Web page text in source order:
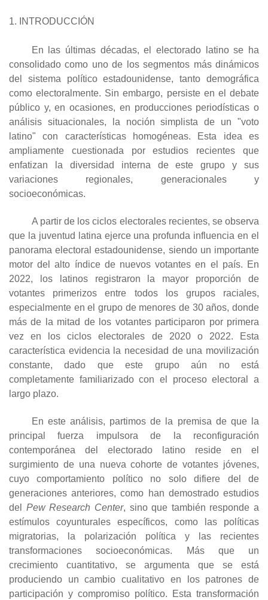
1. INTRODUCCIÓN
En las últimas décadas, el electorado latino se ha
consolidado como uno de los segmentos más dinámicos
del sistema político estadounidense, tanto demográfica
como electoralmente. Sin embargo, persiste en el debate
público y, en ocasiones, en producciones periodísticas o
análisis situacionales, la noción simplista de un "voto
latino" con características homogéneas. Esta idea es
ampliamente cuestionada por estudios recientes que
enfatizan la diversidad interna de este grupo y sus
variaciones regionales, generacionales y
socioeconómicas.
A partir de los ciclos electorales recientes, se observa
que la juventud latina ejerce una profunda influencia en el
panorama electoral estadounidense, siendo un importante
motor del alto índice de nuevos votantes en el país. En
2022, los latinos registraron la mayor proporción de
votantes primerizos entre todos los grupos raciales,
especialmente en el grupo de menores de 30 años, donde
más de la mitad de los votantes participaron por primera
vez en los ciclos electorales de 2020 o 2022. Esta
característica evidencia la necesidad de una movilización
constante, dado que este grupo aún no está
completamente familiarizado con el proceso electoral a
largo plazo.
En este análisis, partimos de la premisa de que la
principal fuerza impulsora de la reconfiguración
contemporánea del electorado latino reside en el
surgimiento de una nueva cohorte de votantes jóvenes,
cuyo comportamiento político no solo difiere del de
generaciones anteriores, como han demostrado estudios
del Pew Research Center, sino que también responde a
estímulos coyunturales específicos, como las políticas
migratorias, la polarización política y las recientes
transformaciones socioeconómicas. Más que un
crecimiento cuantitativo, se argumenta que se está
produciendo un cambio cualitativo en los patrones de
participación y compromiso político. Esta transformación